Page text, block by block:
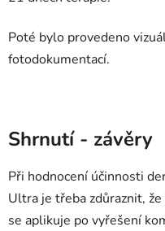
Poté bylo provedeno
fotodokumentací.
Shrnutí - závěry
Při hodnocení účinnosti
Ultra je třeba zdůraznit,
se aplikuje po vyřešení